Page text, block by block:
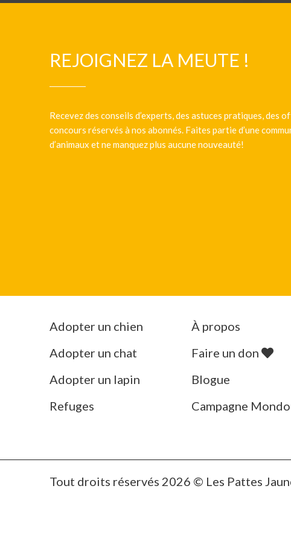
REJOIGNEZ LA MEUTE !
Recevez des conseils d’experts, des astuces pratiques, des
concours réservés à nos abonnés. Faites partie d’une
d’animaux et ne manquez plus aucune nouveauté!
Adopter un chien
Adopter un chat
Adopter un lapin
Refuges
À propos
Faire un don
Blogue
Campagne
Tout droits réservés 2026 © Les Pattes